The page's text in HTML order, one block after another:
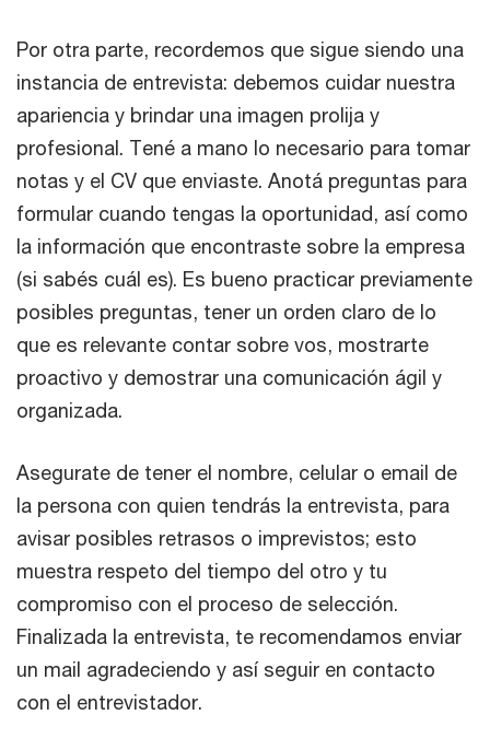
Por otra parte, recordemos que sigue siendo una
instancia de entrevista: debemos cuidar nuestra
apariencia y brindar una imagen prolija y
profesional. Tené a mano lo necesario para tomar
notas y el CV que enviaste. Anotá preguntas para
formular cuando tengas la oportunidad, así como
la información que encontraste sobre la empresa
(si sabés cuál es). Es bueno practicar previamente
posibles preguntas, tener un orden claro de lo
que es relevante contar sobre vos, mostrarte
proactivo y demostrar una comunicación ágil y
organizada.
Asegurate de tener el nombre, celular o email de
la persona con quien tendrás la entrevista, para
avisar posibles retrasos o imprevistos; esto
muestra respeto del tiempo del otro y tu
compromiso con el proceso de selección.
Finalizada la entrevista, te recomendamos enviar
un mail agradeciendo y así seguir en contacto
con el entrevistador.